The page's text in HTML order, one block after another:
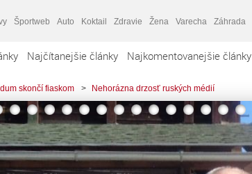
Športweb Auto Koktail Zdravie Žena Varecha Záhrada
Najčítanejšie články Najkomentovanejšie články
skončí fiaskom > Nehorázna drzosť ruských médií